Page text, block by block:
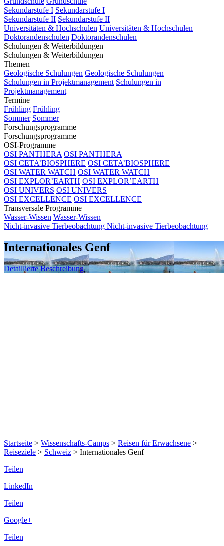
Sekundarstufe I Sekundarstufe I
Sekundarstufe II Sekundarstufe II
Universitäten & Hochschulen Universitäten & Hochschulen
Doktorandenschulen Doktorandenschulen
Schulungen & Weiterbildungen
Schulungen & Weiterbildungen
Themen
Geologische Schulungen Geologische Schulungen
Schulungen in Projektmanagement Schulungen in
Projektmanagement
Termine
Frühling Frühling
Sommer Sommer
Forschungsprogramme
Forschungsprogramme
OSI-Programme
OSI PANTHERA OSI PANTHERA
OSI CETA’BIOSPHERE OSI CETA’BIOSPHERE
OSI WATER WATCH OSI WATER WATCH
OSI EXPLOR’EARTH OSI EXPLOR’EARTH
OSI UNIVERS OSI UNIVERS
OSI EXCELLENCE OSI EXCELLENCE
Transversale Programme
Wasser-Wissen Wasser-Wissen
Nicht-invasive Tierbeobachtung Nicht-invasive Tierbeobachtung
Internationales Genf
Detaillierte Beschreibung
Startseite > Wissenschafts-Camps > Reisen für Erwachsene >
Reiseziele > Schweiz > Internationales Genf
Teilen
LinkedIn
Teilen
Google+
Teilen